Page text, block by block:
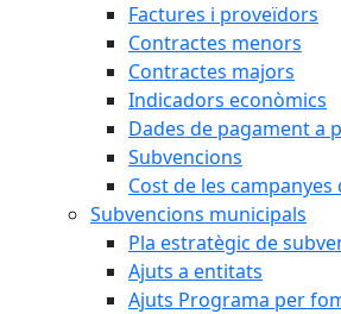
Factures i proveïdors
Contractes menors
Contractes majors
Indicadors econòmics
Dades de pagament a
Subvencions
Cost de les
Subvencions municipals
Pla estratègic de
Ajuts a entitats
Ajuts Programa per